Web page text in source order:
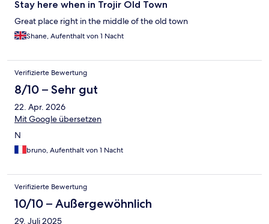
Stay here when in Trojir Old Town
Great place right in the middle of the old town
Shane, Aufenthalt von 1 Nacht
Verifizierte Bewertung
8/10 – Sehr gut
22. Apr. 2026
Mit Google übersetzen
N
bruno, Aufenthalt von 1 Nacht
Verifizierte Bewertung
10/10 – Außergewöhnlich
29. Juli 2025